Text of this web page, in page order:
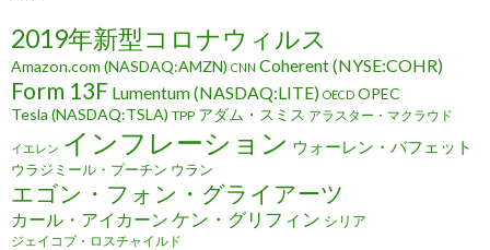
2019年新型コロナウィルス
Amazon.com (NASDAQ:AMZN) CNN Coherent (NYSE:COHR)
Form 13F Lumentum (NASDAQ:LITE) OECD OPEC
Tesla (NASDAQ:TSLA) TPP アダム・スミス アラスター・マクラウド
イエレン インフレーション ウォーレン・バフェット
ウラジミール・プーチン ウラン
エゴン・フォン・グライアーツ
カール・アイカーン ケン・グリフィン シリア
ジェイコブ・ロスチャイルド